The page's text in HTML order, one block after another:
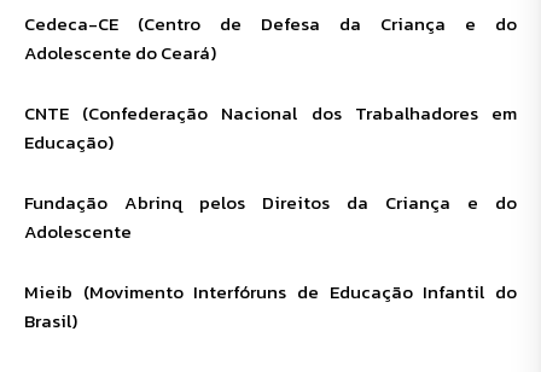
Cedeca-CE (Centro de Defesa da Criança e do
Adolescente do Ceará)
CNTE (Confederação Nacional dos Trabalhadores em
Educação)
Fundação Abrinq pelos Direitos da Criança e do
Adolescente
Mieib (Movimento Interfóruns de Educação Infantil do
Brasil)